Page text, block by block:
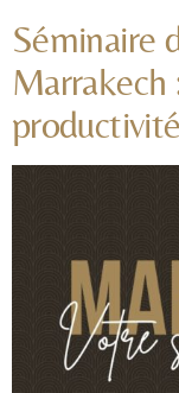
Séminaire
productivité